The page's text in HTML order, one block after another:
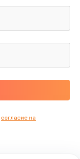
согласие на